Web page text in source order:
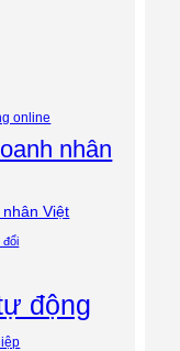
online
nhân
Việt
đổi
động